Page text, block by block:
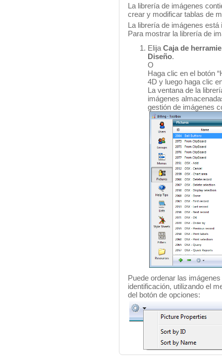
La librería de imágenes
crear y modificar tablas de
La librería de imágenes
Para mostrar la librería de
ElijaCaja de
Diseño.
O
Haga clic en el botón
4D y luego haga clic
La ventana de la
imágenes
gestión de imágenes
Puede ordenar las
identificación, utilizando el
del botón de opciones: